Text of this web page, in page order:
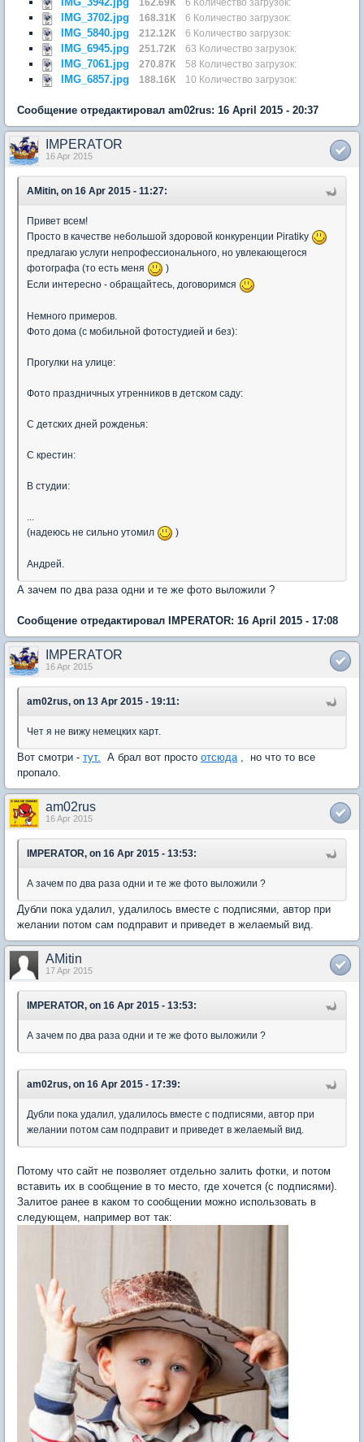
162.69К 6 Количество загрузок:
IMG_3702.jpg 168.31К 6 Количество загрузок:
IMG_5840.jpg 212.12К 6 Количество загрузок:
IMG_6945.jpg 251.72К 63 Количество загрузок:
IMG_7061.jpg 270.87К 58 Количество загрузок:
IMG_6857.jpg 188.16К 10 Количество загрузок:
Сообщение отредактировал am02rus: 16 April 2015 - 20:37
IMPERATOR
16 Apr 2015
AMitin, on 16 Apr 2015 - 11:27:
Привет всем!
Просто в качестве небольшой здоровой конкуренции Piratikу
предлагаю услуги непрофессионального, но увлекающегося
фотографа (то есть меня
)
Если интересно - обращайтесь, договоримся
Немного примеров.
Фото дома (с мобильной фотостудией и без):
Прогулки на улице:
Фото праздничных утренников в детском саду:
С детских дней рожденья:
С крестин:
В студии:
...
(надеюсь не сильно утомил
)
Андрей.
А зачем по два раза одни и те же фото выложили ?
Сообщение отредактировал IMPERATOR: 16 April 2015 - 17:08
IMPERATOR
16 Apr 2015
am02rus, on 13 Apr 2015 - 19:11:
Чет я не вижу немецких карт.
Вот смотри - тут. А брал вот просто отсюда, но что то все
пропало.
am02rus
16 Apr 2015
IMPERATOR, on 16 Apr 2015 - 13:53:
А зачем по два раза одни и те же фото выложили ?
Дубли пока удалил, удалилось вместе с подписями, автор при
желании потом сам подправит и приведет в желаемый вид.
AMitin
17 Apr 2015
IMPERATOR, on 16 Apr 2015 - 13:53:
А зачем по два раза одни и те же фото выложили ?
am02rus, on 16 Apr 2015 - 17:39:
Дубли пока удалил, удалилось вместе с подписями, автор при
желании потом сам подправит и приведет в желаемый вид.
Потому что сайт не позволяет отдельно залить фотки, и потом
вставить их в сообщение в то место, где хочется (с подписями).
Залитое ранее в каком то сообщении можно использовать в
следующем, например вот так: